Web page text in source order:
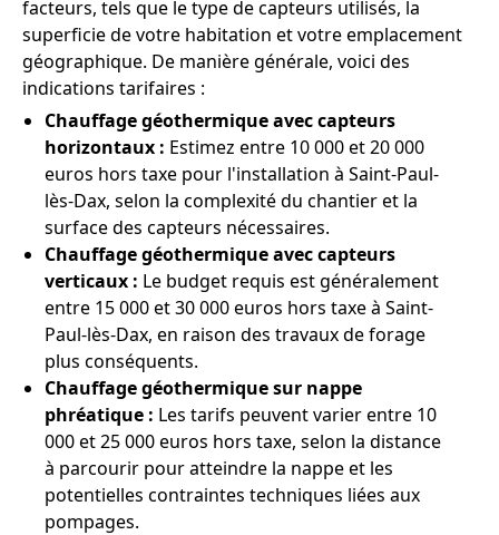
facteurs, tels que le type de capteurs utilisés, la
superficie de votre habitation et votre emplacement
géographique. De manière générale, voici des
indications tarifaires :
Chauffage géothermique avec capteurs
horizontaux : Estimez entre 10 000 et 20 000
euros hors taxe pour l'installation à Saint-Paul-
lès-Dax, selon la complexité du chantier et la
surface des capteurs nécessaires.
Chauffage géothermique avec capteurs
verticaux : Le budget requis est généralement
entre 15 000 et 30 000 euros hors taxe à Saint-
Paul-lès-Dax, en raison des travaux de forage
plus conséquents.
Chauffage géothermique sur nappe
phréatique : Les tarifs peuvent varier entre 10
000 et 25 000 euros hors taxe, selon la distance
à parcourir pour atteindre la nappe et les
potentielles contraintes techniques liées aux
pompages.